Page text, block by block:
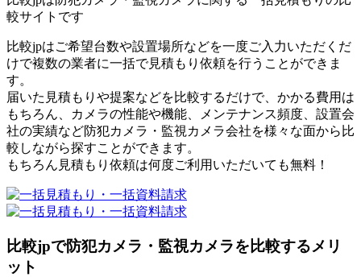
較サイトです
比較jpはご希望台数や設置場所などを一度ご入力いただくだ
けで複数の業者に一括で見積もり依頼を行うことができま
す。
届いた見積もりや提案などを比較するだけで、かかる費用は
もちろん、カメラの性能や機能、メンテナンス頻度、設置会
社の実績など防犯カメラ・監視カメラ会社を様々な面から比
較しながら探すことができます。
もちろん見積もり依頼は何度ご利用いただいても無料！
比較jpで防犯カメラ・監視カメラを比較するメリ
ット